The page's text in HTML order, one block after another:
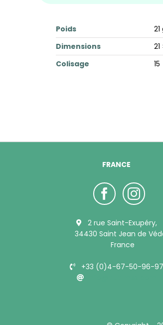
Poids
21
Dimensions
Colisage
15
FRANCE
2 rue Saint-Exupéry,
34430 Saint Jean de
France
+33 (0)4-67-50-96-97